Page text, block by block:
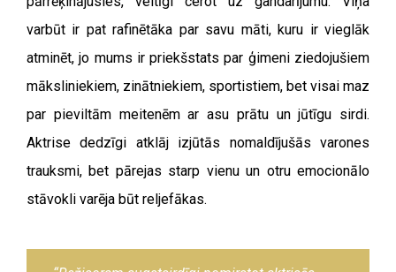
varbūt ir pat rafinētāka par savu māti, kuru ir vieglāk
atminēt, jo mums ir priekšstats par ģimeni ziedojušiem
māksliniekiem, zinātniekiem, sportistiem, bet visai maz
par pieviltām meitenēm ar asu prātu un jūtīgu sirdi.
Aktrise dedzīgi atklāj izjūtās nomaldījušās varones
trauksmi, bet pārejas starp vienu un otru emocionālo
stāvokli varēja būt reljefākas.